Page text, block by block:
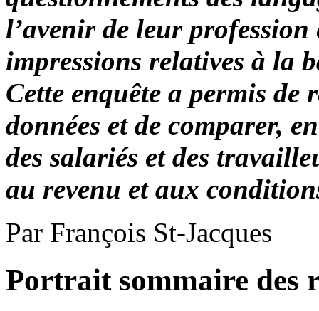
l’avenir de leur
impressions relatives à la
Cette enquête a permis
données et de comparer,
des salariés et des
au revenu et aux
Par François St-Jacques
Portrait sommaire des